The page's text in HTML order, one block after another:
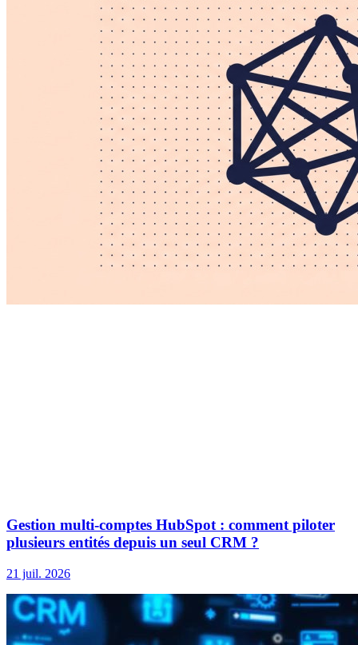
Gestion multi-comptes HubSpot : comment piloter
plusieurs entités depuis un seul CRM ?
21 juil. 2026